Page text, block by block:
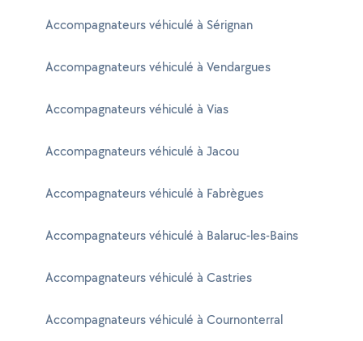
Accompagnateurs véhiculé à Sérignan
Accompagnateurs véhiculé à Vendargues
Accompagnateurs véhiculé à Vias
Accompagnateurs véhiculé à Jacou
Accompagnateurs véhiculé à Fabrègues
Accompagnateurs véhiculé à Balaruc-les-Bains
Accompagnateurs véhiculé à Castries
Accompagnateurs véhiculé à Cournonterral